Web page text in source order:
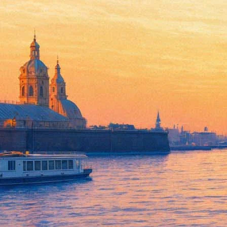
«Грязь»: Поросенок и его
09 декабря 2013,13:53 Версия для печати